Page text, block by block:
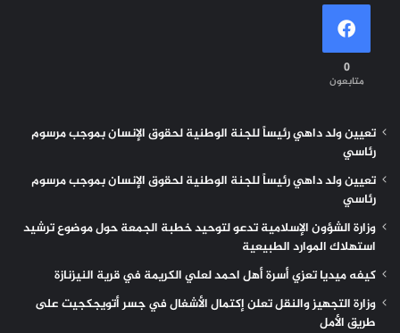
0
متابعون
تعيين ولد داهي رئيساً للجنة الوطنية لحقوق الإنسان بموجب مرسوم
رئاسي
تعيين ولد داهي رئيساً للجنة الوطنية لحقوق الإنسان بموجب مرسوم
رئاسي
وزارة الشؤون الإسلامية تدعو لتوحيد خطبة الجمعة حول موضوع ترشيد
استهلاك الموارد الطبيعية
كيفه ميديا تعزي أسرة أهل احمد لعلي الكريمة في قرية النيزنازة
وزارة التجهيز والنقل تعلن إكتمال الأشغال في جسر أتويجكجيت على
طريق الأمل